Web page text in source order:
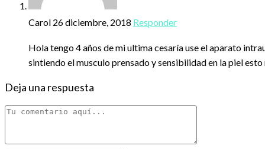
Carol 26 diciembre, 2018 Responder
Hola tengo 4 años de mi ultima cesaría use el aparato
sintiendo el musculo prensado y sensibilidad en la piel
Deja una respuesta
Comentario